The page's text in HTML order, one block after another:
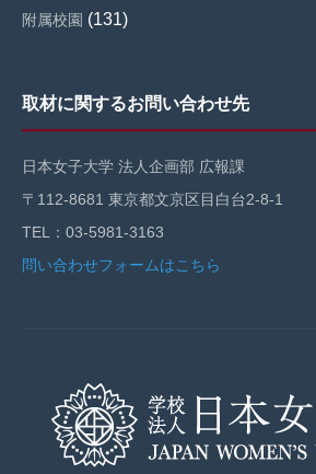
附属校園 (131)
取材に関するお問い合わせ先
日本女子大学 法人企画部 広報課
〒112-8681 東京都文京区目白台2-8-1
TEL：03-5981-3163
問い合わせフォームはこちら